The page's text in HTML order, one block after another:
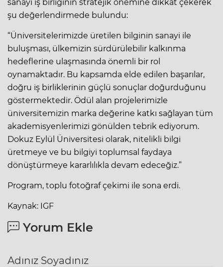
sanayi iş birliğinin stratejik önemine dikkat çekerek
şu değerlendirmede bulundu:
“Üniversitelerimizde üretilen bilginin sanayi ile
buluşması, ülkemizin sürdürülebilir kalkınma
hedeflerine ulaşmasında önemli bir rol
oynamaktadır. Bu kapsamda elde edilen başarılar,
doğru iş birliklerinin güçlü sonuçlar doğurduğunu
göstermektedir. Ödül alan projelerimizle
üniversitemizin marka değerine katkı sağlayan tüm
akademisyenlerimizi gönülden tebrik ediyorum.
Dokuz Eylül Üniversitesi olarak, nitelikli bilgi
üretmeye ve bu bilgiyi toplumsal faydaya
dönüştürmeye kararlılıkla devam edeceğiz.”
Program, toplu fotoğraf çekimi ile sona erdi.
Kaynak: IGF
Yorum Ekle
Adınız Soyadınız